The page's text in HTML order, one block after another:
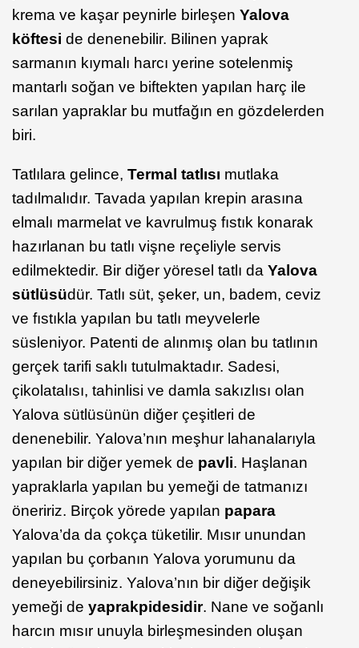
krema ve kaşar peynirle birleşen Yalova
köftesi de denenebilir. Bilinen yaprak
sarmanın kıymalı harcı yerine sotelenmiş
mantarlı soğan ve biftekten yapılan harç ile
sarılan yapraklar bu mutfağın en gözdelerden
biri.
Tatlılara gelince, Termal tatlısı mutlaka
tadılmalıdır. Tavada yapılan krepin arasına
elmalı marmelat ve kavrulmuş fıstık konarak
hazırlanan bu tatlı vişne reçeliyle servis
edilmektedir. Bir diğer yöresel tatlı da Yalova
sütlüsüdür. Tatlı süt, şeker, un, badem, ceviz
ve fıstıkla yapılan bu tatlı meyvelerle
süsleniyor. Patenti de alınmış olan bu tatlının
gerçek tarifi saklı tutulmaktadır. Sadesi,
çikolatalısı, tahinlisi ve damla sakızlısı olan
Yalova sütlüsünün diğer çeşitleri de
denenebilir. Yalova’nın meşhur lahanalarıyla
yapılan bir diğer yemek de pavli. Haşlanan
yapraklarla yapılan bu yemeği de tatmanızı
öneririz. Birçok yörede yapılan papara
Yalova’da da çokça tüketilir. Mısır unundan
yapılan bu çorbanın Yalova yorumunu da
deneyebilirsiniz. Yalova’nın bir diğer değişik
yemeği de yaprakpidesidir. Nane ve soğanlı
harcın mısır unuyla birleşmesinden oluşan